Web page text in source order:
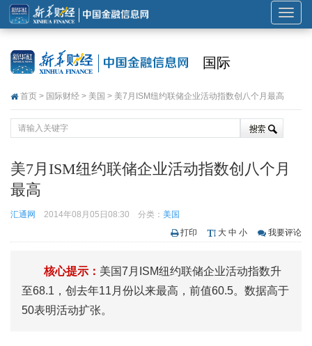
展
开
国际
首页 > 国际财经 > 美国 > 美7月ISM纽约联储企业活动指数创八个月最高
美7月ISM纽约联储企业活动指数创八个月
最高
汇通网 2014年08月05日08:30 分类： 美国
打印
大 中 小 我要评论
核心提示： 美国7月ISM纽约联储企业活动指数升
至68.1，创去年11月份以来最高，前值60.5。数据高于
50表明活动扩张。